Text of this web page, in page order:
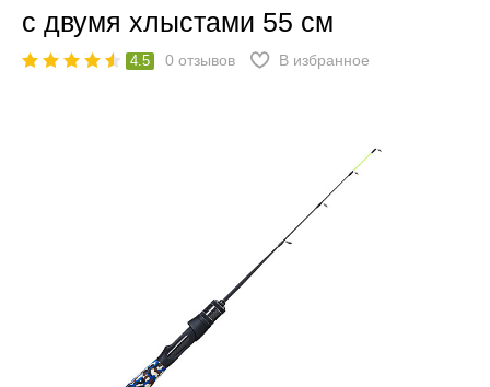
с двумя хлыстами 55 см
4.5 0 отзывов В избранное